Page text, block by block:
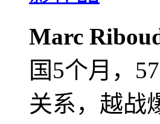
Marc
国5个月，
关系，越战